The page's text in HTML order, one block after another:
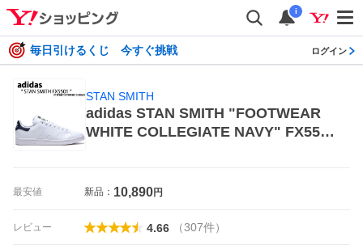
i
毎日引けるくじ 今すぐ挑戦 ログイン
STAN SMITH
adidas STAN SMITH "FOOTWEAR
WHITE COLLEGIATE NAVY" FX550
as Originals STAN SMITH メンズス
最安値 新品： 10,890円
レビュー 4.66 （307件）